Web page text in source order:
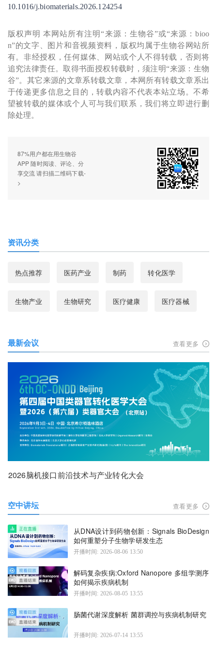
10.1016/j.biomaterials.2026.124254
版权声明 本网站所有注明“来源：生物谷”或“来源：bioo
n”的文字、图片和音视频资料，版权均属于生物谷网站所
有。非经授权，任何媒体、网站或个人不得转载，否则将
追究法律责任。取得书面授权转载时，须注明“来源：生物
谷”。其它来源的文章系转载文章，本网所有转载文章系出
于传递更多信息之目的，转载内容不代表本站立场。不希
望被转载的媒体或个人可与我们联系，我们将立即进行删
除处理。
87%用户都在用生物谷
APP 随时阅读、评论、分
享交流 请扫描二维码下载-
>
资讯分类
热点推荐 医药产业 制药 转化医学
生物产业 生物研究 医疗健康 医疗器械
最新会议 查看更多
2026脑机接口前沿技术与产业转化大会
空中讲坛 查看更多
从DNA设计到药物创新：Signals BioDesign
如何重塑分子生物学研发生态
开播时间: 2026-08-06 13:50
解码复杂疾病:Oxford Nanopore 多组学测序
如何揭示疾病机制
开播时间: 2026-08-05 13:55
肠菌代谢深度解析 菌群调控与疾病机制研究
开播时间: 2026-07-14 13:55